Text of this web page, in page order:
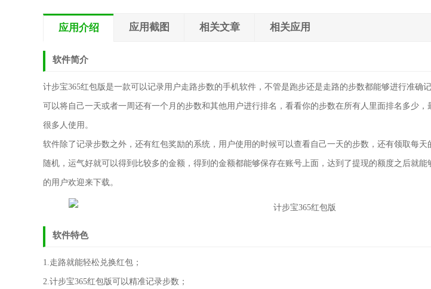
应用介绍 应用截图 相关文章 相关应用
软件简介
计步宝365红包版是一款可以记录用户走路步数的手机软件，不管是跑步还是走路的步数都能够进行准确
可以将自己一天或者一周还有一个月的步数和其他用户进行排名，看看你的步数在所有人里面排名多少
很多人使用。
软件除了记录步数之外，还有红包奖励的系统，用户使用的时候可以查看自己一天的步数，还有领取每
随机，运气好就可以得到比较多的金额，得到的金额都能够保存在账号上面，达到了提现的额度之后就
的用户欢迎来下载。
软件特色
1.走路就能轻松兑换红包；
2.计步宝365红包版可以精准记录步数；